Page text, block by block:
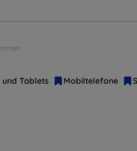
und Tablets
Mobiltelefone